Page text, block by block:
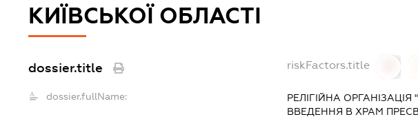
КИЇВСЬКОЇ ОБЛАСТІ
dossier.title riskFactors.title
dossier.fullName:
РЕЛІГІЙНА
ВВЕДЕННЯ В ХРАМ